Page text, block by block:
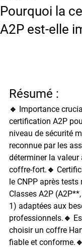
Pourquoi la
A2P est-elle
Résumé :
🔹 Importance
certification A2P
niveau de sécurité
reconnue par les
déterminer la valeur
coffre-fort.🔹
le CNPP après tests
Classes A2P
1) adaptées aux
professionnels.🔹
choisir un coffre
fiable et